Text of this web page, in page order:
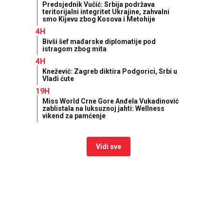
Predsjednik Vučić: Srbija podržava
teritorijalni integritet Ukrajine, zahvalni
smo Kijevu zbog Kosova i Metohije
4H
Bivši šef mađarske diplomatije pod
istragom zbog mita
4H
Knežević: Zagreb diktira Podgorici, Srbi u
Vladi ćute
19H
Miss World Crne Gore Anđela Vukadinović
zablistala na luksuznoj jahti: Wellness
vikend za pamćenje
Vidi sve